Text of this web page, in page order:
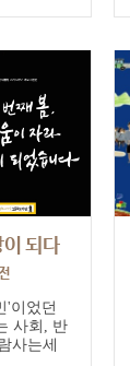
되다
'이었던
사회, 반
사는세